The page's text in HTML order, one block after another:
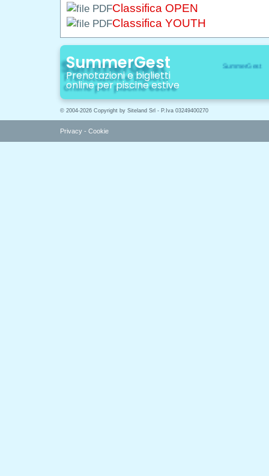
Classifica OPEN
Classifica YOUTH
SummerGest
Prenotazioni e biglietti
online per piscine estive
© 2004-2026 Copyright by Siteland Srl - P.Iva 03249400270
Privacy - Cookie